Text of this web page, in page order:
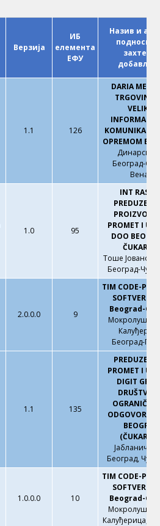
Верзија
ИБ
елемента
ЕФУ
Назив и
захтева/
1.1 126
DARIA
TRGOVINA
VELIKO
OPREMOM
Динарска
Београд-
Венац
1.0 95
INT
PREDUZEĆE
PROMET I
DOO
ČUKARICA
Тоше
Београд-
2.0.0.0 9
TIM CODE-
SOFTVER
Beograd-
Мокролушка
Београд-
1.1 135
PREDUZEĆE
PROMET I
DIGIT
DRUŠTVO
BEOGRAD
Јабланичка
Београд,
1.0.0.0 10
TIM CODE-
SOFTVER
Beograd-
Мокролушка
Калуђерица,